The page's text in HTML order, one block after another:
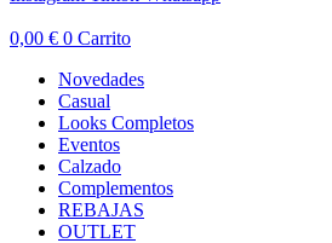
0,00 € 0 Carrito
Novedades
Casual
Looks Completos
Eventos
Calzado
Complementos
REBAJAS
OUTLET